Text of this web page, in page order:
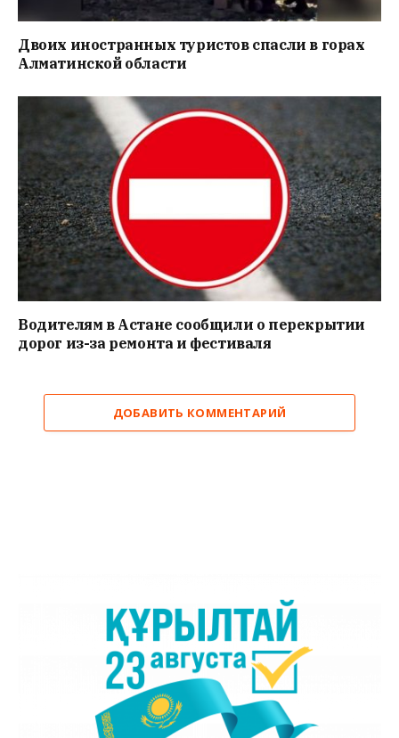
Двоих иностранных туристов спасли в горах
Алматинской области
Водителям в Астане сообщили о перекрытии
дорог из-за ремонта и фестиваля
ДОБАВИТЬ КОММЕНТАРИЙ